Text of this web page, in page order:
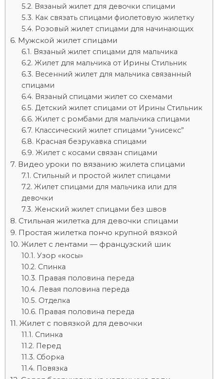
Вязаный жилет для девочки спицами
Как связать спицами фиолетовую жилетку
Розовый жилет спицами для начинающих
Мужской жилет спицами
Вязаный жилет спицами для мальчика
Жилет для мальчика от Ирины Стильник
Весенний жилет для мальчика связанный
спицами
Вязаный спицами жилет со схемами
Детский жилет спицами от Ирины Стильник
Жилет с ромбами для мальчика спицами
Классический жилет спицами “унисекс”
Красная безрукавка спицами
Жилет с косами связан спицами
Видео уроки по вязанию жилета спицами
Стильный и простой жилет спицами
Жилет спицами для мальчика или для
девочки
Женский жилет спицами без швов
Стильная жилетка для девочки спицами
Простая жилетка пончо крупной вязкой
Жилет с лентами — французский шик
Узор «косы»
Спинка
Правая половина переда
Левая половина переда
Отделка
Правая половина переда
Жилет с повязкой для девочки
Спинка
Перед
Сборка
Повязка